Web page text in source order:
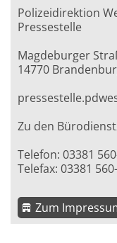
Polizeidirektion
Pressestelle
Magdeburger
14770
Zu den
Telefon: 03381
Telefax: 03381
Zum